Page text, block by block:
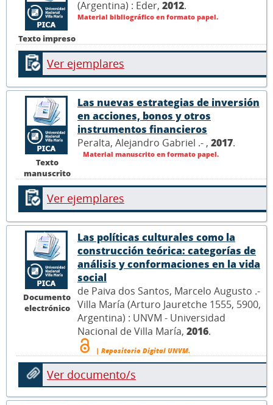
Texto impreso
(Argentina) : Eder, 2012.
Material bibliográfico en formato papel.
Ver ejemplares
Texto
manuscrito
Las nuevas estrategias de inversión
en acciones, bonos y otros
instrumentos financieros
Peralta, Alejandro Gabriel .- , 2017.
Material manuscrito en formato papel.
Ver ejemplares
Documento
electrónico
Las políticas culturales como la
construcción teórica: categorías de
análisis y conformaciones en la vida
social
de Paiva dos Santos, Marcelo Augusto .-
Villa María (Arturo Jauretche 1555, 5900,
Argentina) : UNVM - Universidad
Nacional de Villa María, 2016.
| Repositorio Digital UNVM.
Ver documento/s